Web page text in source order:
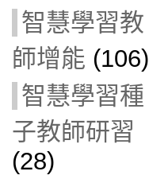
智慧學習教
師增能 (106)
智慧學習種
子教師研習
(28)